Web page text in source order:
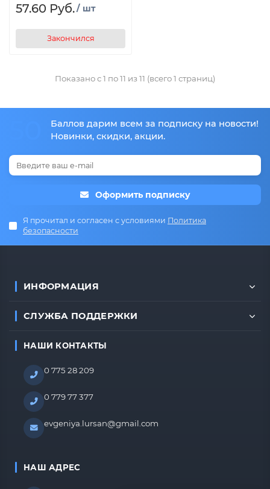
57.60 Руб./ шт
Закончился
Показано с 1 по 11 из 11 (всего 1 страниц)
Баллов дарим всем за подписку на новости!
Новинки, скидки, акции.
Оформить подписку
Я прочитал и согласен с условиями Политика
безопасности
ИНФОРМАЦИЯ
СЛУЖБА ПОДДЕРЖКИ
НАШИ КОНТАКТЫ
0 775 28 209
0 779 77 377
evgeniya.lursan@gmail.com
НАШ АДРЕС